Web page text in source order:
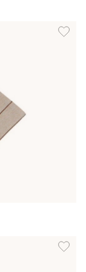
Lägg
färger:
Lägg